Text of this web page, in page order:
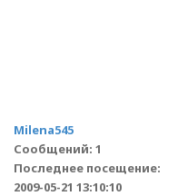
Milena545
Сообщений: 1
Последнее посещение:
2009-05-21 13:10:10